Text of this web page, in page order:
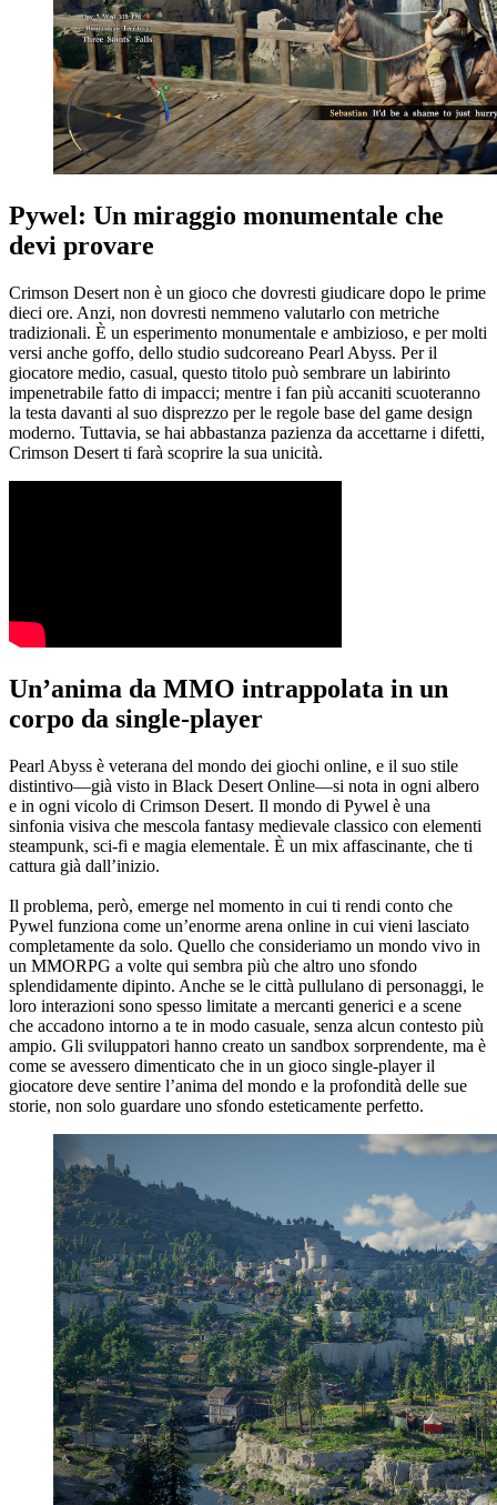
Pywel: Un miraggio monumentale che
devi provare
Crimson Desert non è un gioco che dovresti giudicare dopo le prime
dieci ore. Anzi, non dovresti nemmeno valutarlo con metriche
tradizionali. È un esperimento monumentale e ambizioso, e per molti
versi anche goffo, dello studio sudcoreano Pearl Abyss. Per il
giocatore medio, casual, questo titolo può sembrare un labirinto
impenetrabile fatto di impacci; mentre i fan più accaniti scuoteranno
la testa davanti al suo disprezzo per le regole base del game design
moderno. Tuttavia, se hai abbastanza pazienza da accettarne i difetti,
Crimson Desert ti farà scoprire la sua unicità.
Un’anima da MMO intrappolata in un
corpo da single-player
Pearl Abyss è veterana del mondo dei giochi online, e il suo stile
distintivo—già visto in Black Desert Online—si nota in ogni albero
e in ogni vicolo di Crimson Desert. Il mondo di Pywel è una
sinfonia visiva che mescola fantasy medievale classico con elementi
steampunk, sci-fi e magia elementale. È un mix affascinante, che ti
cattura già dall’inizio.
Il problema, però, emerge nel momento in cui ti rendi conto che
Pywel funziona come un’enorme arena online in cui vieni lasciato
completamente da solo. Quello che consideriamo un mondo vivo in
un MMORPG a volte qui sembra più che altro uno sfondo
splendidamente dipinto. Anche se le città pullulano di personaggi, le
loro interazioni sono spesso limitate a mercanti generici e a scene
che accadono intorno a te in modo casuale, senza alcun contesto più
ampio. Gli sviluppatori hanno creato un sandbox sorprendente, ma è
come se avessero dimenticato che in un gioco single-player il
giocatore deve sentire l’anima del mondo e la profondità delle sue
storie, non solo guardare uno sfondo esteticamente perfetto.